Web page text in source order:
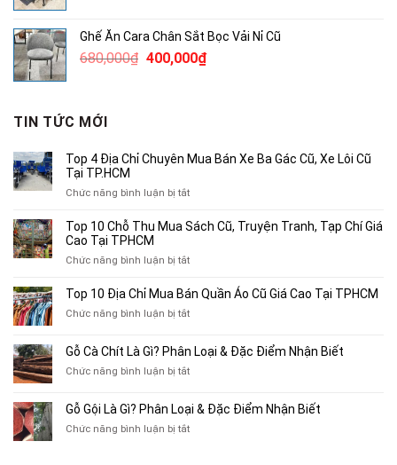
2,000,000₫.là:
Ghế Ăn Cara Chân Sắt Bọc Vải Nỉ Cũ
680,000₫ Giá
400,000₫Giá
TIN TỨC MỚI
Top 4 Địa Chỉ Chuyên Mua Bán Xe Ba Gác Cũ, Xe Lôi Cũ
Tại TP.HCM
Chức năng bình luận bị tắtở
4
Chuyên
Bán
Xe
Cũ,
Xe
Cũ
TP.HCM
Top 10 Chỗ Thu Mua Sách Cũ, Truyện Tranh, Tạp Chí Giá
Cao Tại TPHCM
Chức năng bình luận bị tắtở
10
Thu
Sách
Tạp
Chí
Top 10 Địa Chỉ Mua Bán Quần Áo Cũ Giá Cao Tại TPHCM
Chức năng bình luận bị tắtở
Địa
Chỉ
Bán
Áo
Gỗ Cà Chít Là Gì? Phân Loại & Đặc Điểm Nhận Biết
Chức năng bình luận bị tắtở
Chít
Là
Gỗ Gội Là Gì? Phân Loại & Đặc Điểm Nhận Biết
Chức năng bình luận bị tắtở